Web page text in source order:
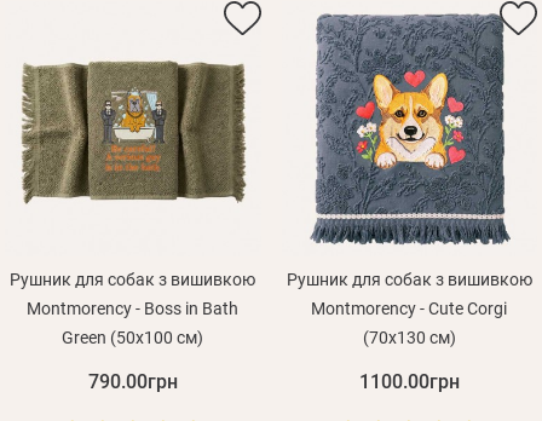
Рушник для собак з вишивкою
Montmorency - Boss in Bath
Green (50х100 см)
790.00грн
Рушник для собак з вишивкою
Montmorency - Cute Corgi
(70х130 см)
1100.00грн